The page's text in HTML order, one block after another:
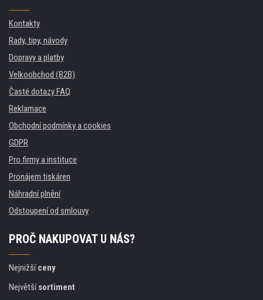
Kontakty
Rady, tipy, návody
Dopravy a platby
Velkoobchod (B2B)
Časté dotazy FAQ
Reklamace
Obchodní podmínky a cookies
GDPR
Pro firmy a instituce
Pronájem tiskáren
Náhradní plnění
Odstoupení od smlouvy
PROČ NAKUPOVAT U NÁS?
Nejnižšíceny
Největšísortiment